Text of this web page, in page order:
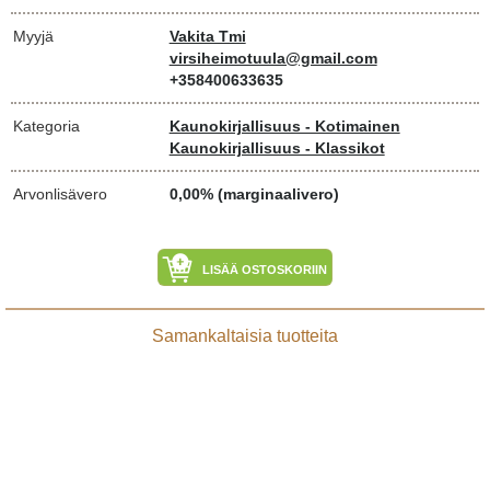
Myyjä
Vakita Tmi
virsiheimotuula@gmail.com
+358400633635
Kategoria
Kaunokirjallisuus - Kotimainen
Kaunokirjallisuus - Klassikot
Arvonlisävero 0,00% (marginaalivero)
LISÄÄ OSTOSKORIIN
Samankaltaisia tuotteita